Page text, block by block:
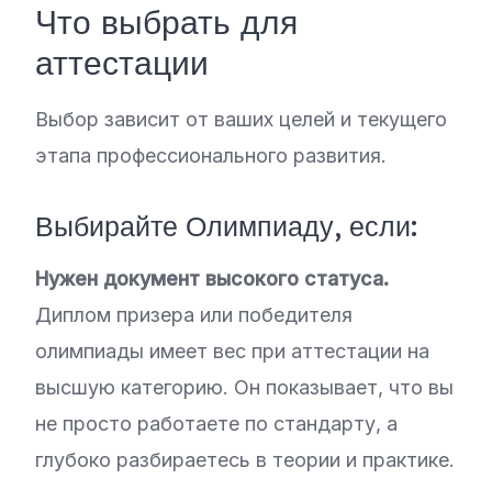
Что выбрать для
аттестации
Выбор зависит от ваших целей и текущего
этапа профессионального развития.
Выбирайте Олимпиаду, если:
Нужен документ высокого статуса.
Диплом призера или победителя
олимпиады имеет вес при аттестации на
высшую категорию. Он показывает, что вы
не просто работаете по стандарту, а
глубоко разбираетесь в теории и практике.